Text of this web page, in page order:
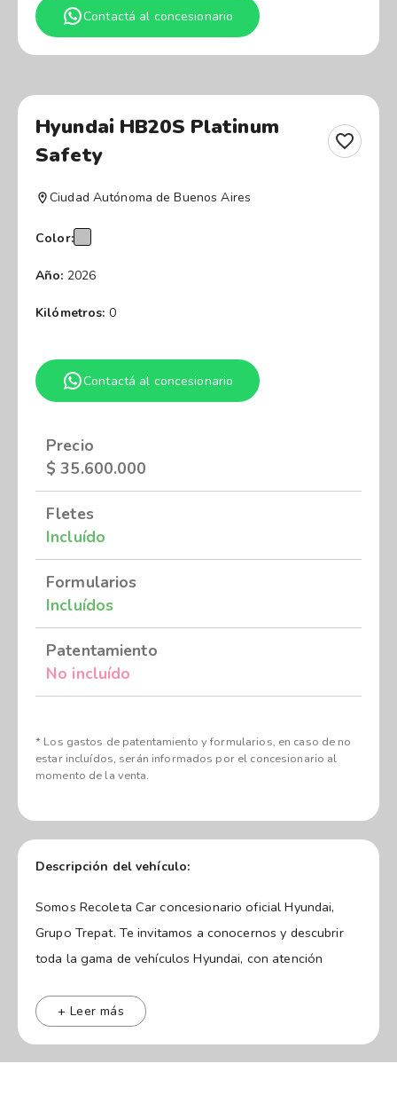
Contactá al concesionario
Hyundai HB20S Platinum
Safety
Ciudad Autónoma de Buenos Aires
Color:
Año: 2026
Kilómetros: 0
Contactá al concesionario
Precio
$ 35.600.000
Fletes
Incluído
Formularios
Incluídos
Patentamiento
No incluído
* Los gastos de patentamiento y formularios, en caso de no
estar incluídos, serán informados por el concesionario al
momento de la venta.
Descripción del vehículo:
Somos Recoleta Car concesionario oficial Hyundai,
Grupo Trepat. Te invitamos a conocernos y descubrir
toda la gama de vehículos Hyundai, con atención
modelo ideal.
Recoleta - CABA.
+ Leer más